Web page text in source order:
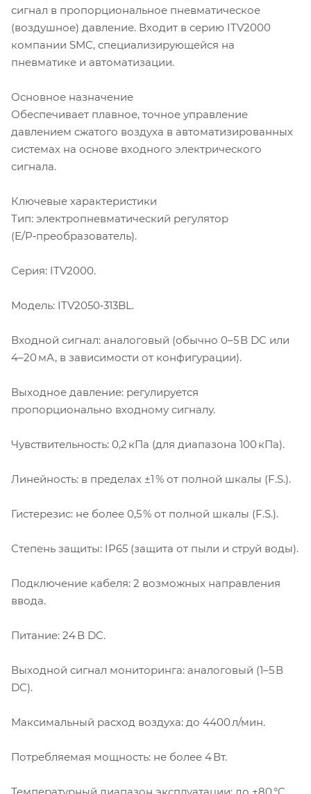
сигнал в пропорциональное пневматическое
(воздушное) давление. Входит в серию ITV2000
компании SMC, специализирующейся на
пневматике и автоматизации.
Основное назначение
Обеспечивает плавное, точное управление
давлением сжатого воздуха в автоматизированных
системах на основе входного электрического
сигнала.
Ключевые характеристики
Тип: электропневматический регулятор
(E/P‑преобразователь).
Серия: ITV2000.
Модель: ITV2050‑313BL.
Входной сигнал: аналоговый (обычно 0–5 В DC или
4–20 мА, в зависимости от конфигурации).
Выходное давление: регулируется
пропорционально входному сигналу.
Чувствительность: 0,2 кПа (для диапазона 100 кПа).
Линейность: в пределах ±1 % от полной шкалы (F.S.).
Гистерезис: не более 0,5 % от полной шкалы (F.S.).
Степень защиты: IP65 (защита от пыли и струй воды).
Подключение кабеля: 2 возможных направления
ввода.
Питание: 24 В DC.
Выходной сигнал мониторинга: аналоговый (1–5 В
DC).
Максимальный расход воздуха: до 4400 л/мин.
Потребляемая мощность: не более 4 Вт.